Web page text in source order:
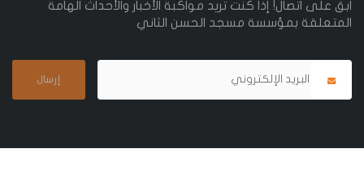
اتصال! إذا كنت تريد مواكبة الأخبار والأحداث الهامة
بمؤسسة مسجد الحسن الثاني